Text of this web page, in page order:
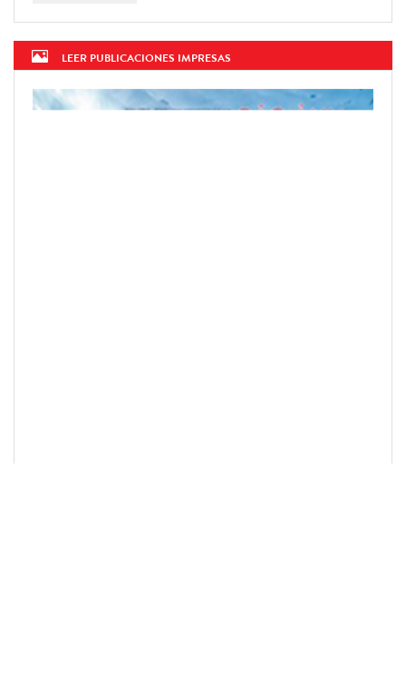
LEER PUBLICACIONES IMPRESAS